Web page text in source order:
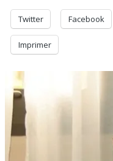
Twitter Facebook
Imprimer